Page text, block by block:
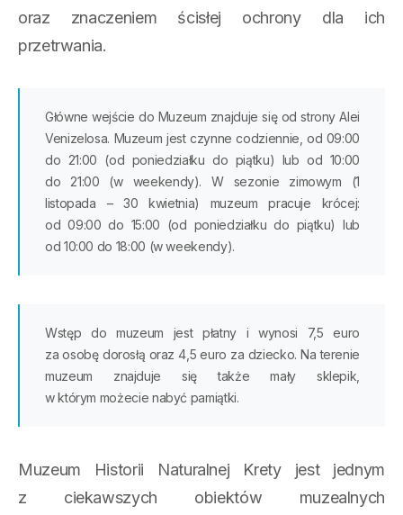
oraz znaczeniem ścisłej ochrony dla ich
przetrwania.
Główne wejście do Muzeum znajduje się od strony Alei
Venizelosa. Muzeum jest czynne codziennie, od 09:00
do 21:00 (od poniedziałku do piątku) lub od 10:00
do 21:00 (w weekendy). W sezonie zimowym (1
listopada – 30 kwietnia) muzeum pracuje krócej:
od 09:00 do 15:00 (od poniedziałku do piątku) lub
od 10:00 do 18:00 (w weekendy).
Wstęp do muzeum jest płatny i wynosi 7,5 euro
za osobę dorosłą oraz 4,5 euro za dziecko. Na terenie
muzeum znajduje się także mały sklepik,
w którym możecie nabyć pamiątki.
Muzeum Historii Naturalnej Krety jest jednym
z ciekawszych obiektów muzealnych